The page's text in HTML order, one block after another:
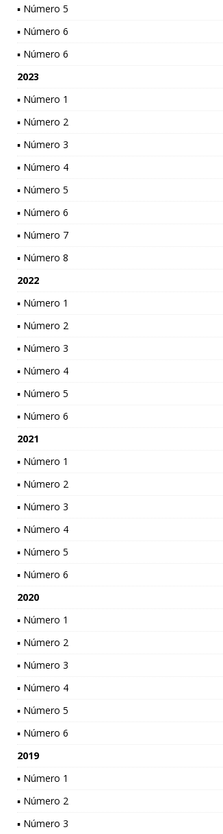
▪ Número 5
▪ Número 6
▪ Número 6
2023
▪ Número 1
▪ Número 2
▪ Número 3
▪ Número 4
▪ Número 5
▪ Número 6
▪ Número 7
▪ Número 8
2022
▪ Número 1
▪ Número 2
▪ Número 3
▪ Número 4
▪ Número 5
▪ Número 6
2021
▪ Número 1
▪ Número 2
▪ Número 3
▪ Número 4
▪ Número 5
▪ Número 6
2020
▪ Número 1
▪ Número 2
▪ Número 3
▪ Número 4
▪ Número 5
▪ Número 6
2019
▪ Número 1
▪ Número 2
▪ Número 3